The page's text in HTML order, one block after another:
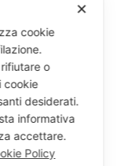
✕
cookie
o
cookie
desiderati.
informativa
accettare.
Policy